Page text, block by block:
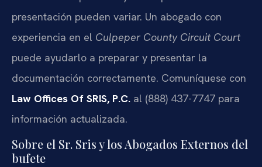
presentación pueden variar. Un abogado con
experiencia en el Culpeper County Circuit Court
puede ayudarlo a preparar y presentar la
documentación correctamente. Comuníquese con
Law Offices Of SRIS, P.C. al (888) 437-7747 para
información actualizada.
Sobre el Sr. Sris y los Abogados Externos del
bufete